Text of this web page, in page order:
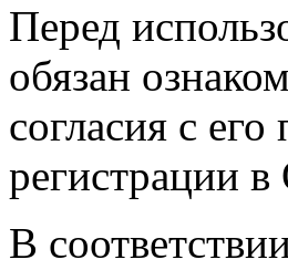
Перед
обязан
согласия с
регистрации
В